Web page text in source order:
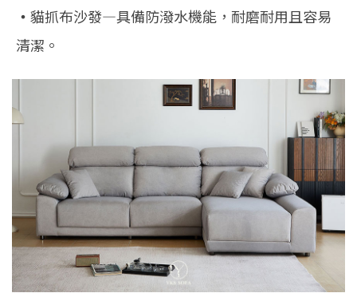
‧ 貓抓布沙發—具備防潑水機能，耐磨耐用且容易
清潔。